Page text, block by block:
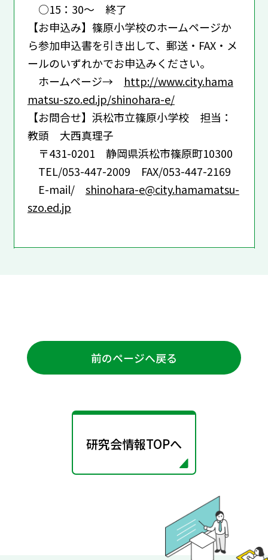
○15：30～ 終了
【お申込み】篠原小学校のホームページか
ら参加申込書を引き出して、郵送・FAX・メ
ールのいずれかでお申込みください。
ホームページ→ http://www.city.hama
matsu-szo.ed.jp/shinohara-e/
【お問合せ】浜松市立篠原小学校 担当：
教頭 大西真理子
〒431-0201 静岡県浜松市篠原町10300
TEL/053-447-2009 FAX/053-447-2169
E-mail/ shinohara-e@city.hamamatsu-
szo.ed.jp
前のページへ戻る
研究会情報TOPへ